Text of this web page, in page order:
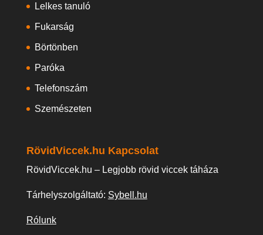
Lelkes tanuló
Fukarság
Börtönben
Paróka
Telefonszám
Szemészeten
RövidViccek.hu Kapcsolat
RövidViccek.hu – Legjobb rövid viccek táháza
Tárhelyszolgáltató: Sybell.hu
Rólunk